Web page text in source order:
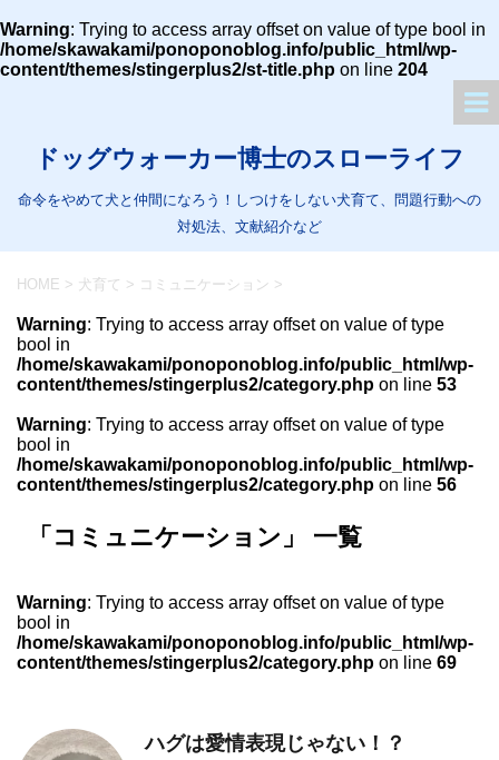
Warning: Trying to access array offset on value of type bool in
/home/skawakami/ponoponoblog.info/public_html/wp-
content/themes/stingerplus2/st-title.php on line 204
ドッグウォーカー博士のスローライフ
命令をやめて犬と仲間になろう！しつけをしない犬育て、問題行動への
対処法、文献紹介など
HOME > 犬育て > コミュニケーション >
Warning: Trying to access array offset on value of type
bool in
/home/skawakami/ponoponoblog.info/public_html/wp-
content/themes/stingerplus2/category.php on line 53
Warning: Trying to access array offset on value of type
bool in
/home/skawakami/ponoponoblog.info/public_html/wp-
content/themes/stingerplus2/category.php on line 56
「コミュニケーション」 一覧
Warning: Trying to access array offset on value of type
bool in
/home/skawakami/ponoponoblog.info/public_html/wp-
content/themes/stingerplus2/category.php on line 69
ハグは愛情表現じゃない！？